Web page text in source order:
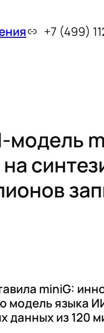
+7 (499)
модель
miniG:
модель языка
данных из 120